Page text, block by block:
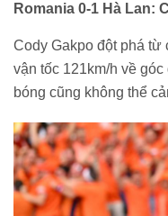
Romania 0-1 Hà Lan:
Cody Gakpo đột phá từ
vận tốc 121km/h về
bóng cũng không thể